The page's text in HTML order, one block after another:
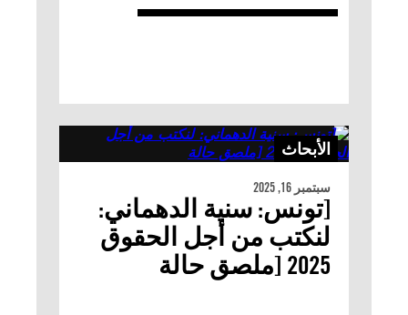
الأبحاث
سبتمبر 16, 2025
[تونس: سنية الدهماني:
لنكتب من أجل الحقوق
2025 [ملصق حالة